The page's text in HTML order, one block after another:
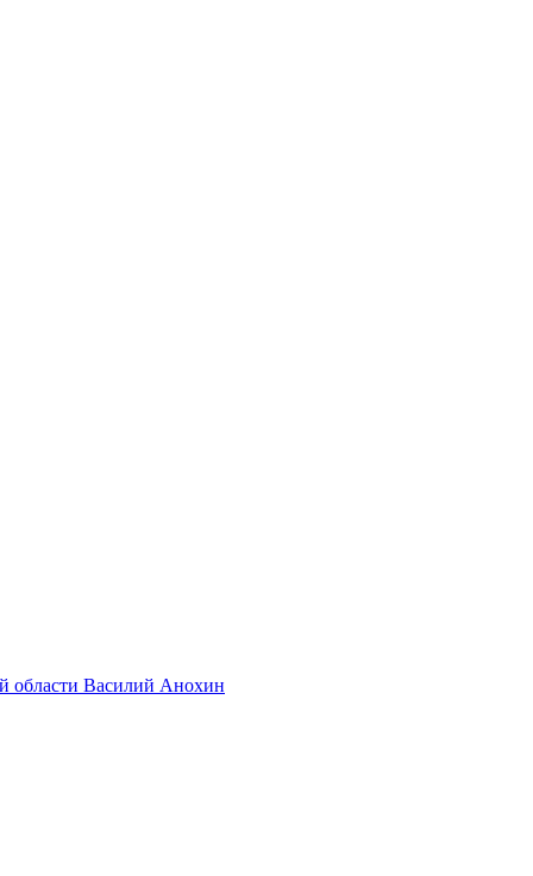
области Василий Анохин